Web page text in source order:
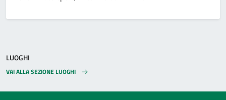
LUOGHI
VAI ALLA SEZIONE LUOGHI